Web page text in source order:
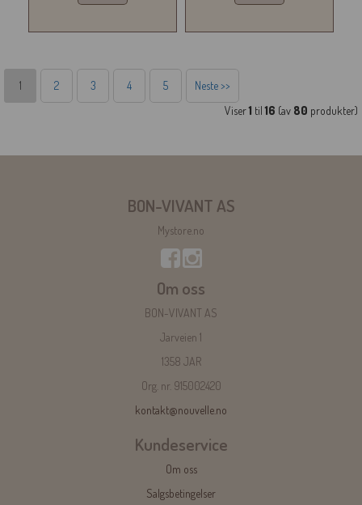
1 2 3 4 5
Neste >>
Viser1 til16 (av 80 produkter)
BON-VIVANT AS
Mystore.no
Om oss
BON-VIVANT AS
Jarveien 1
1358 JAR
Org. nr. 915002420
kontakt@nouvelle.no
Kundeservice
Om oss
Salgsbetingelser